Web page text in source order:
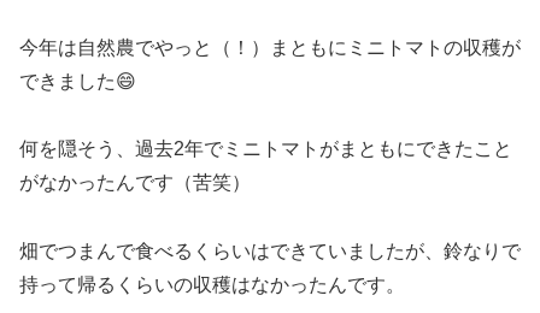
今年は自然農でやっと（！）まともにミニトマトの収穫が
できました😄
何を隠そう、過去2年でミニトマトがまともにできたこと
がなかったんです（苦笑）
畑でつまんで食べるくらいはできていましたが、鈴なりで
持って帰るくらいの収穫はなかったんです。